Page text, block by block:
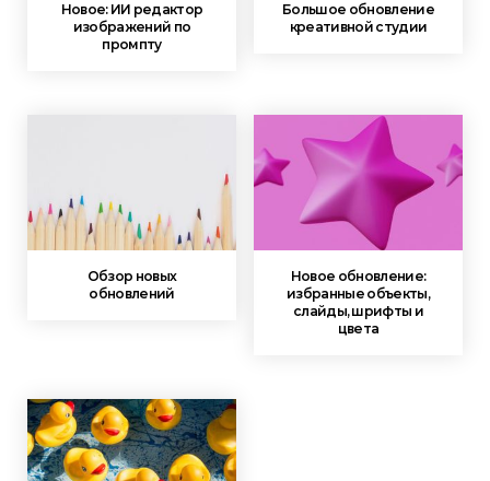
Новое: ИИ редактор
изображений по
промпту
Большое обновление
креативной студии
Обзор новых
обновлений
Новое обновление:
избранные объекты,
слайды, шрифты и
цвета